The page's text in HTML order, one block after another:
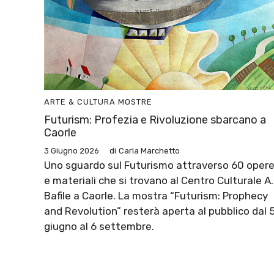
ARTE & CULTURA MOSTRE
Futurism: Profezia e Rivoluzione sbarcano a
Caorle
3 Giugno 2026 di Carla Marchetto
Uno sguardo sul Futurismo attraverso 60 opere
e materiali che si trovano al Centro Culturale A.
Bafile a Caorle. La mostra “Futurism: Prophecy
and Revolution” resterà aperta al pubblico dal
giugno al 6 settembre.